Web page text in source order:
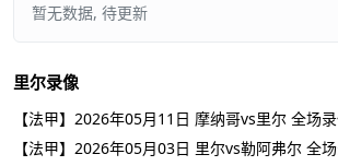
暂无数据, 待更新
里尔录像
【法甲】2026年05月11日 摩纳哥vs里尔 全场
【法甲】2026年05月03日 里尔vs勒阿弗尔 全